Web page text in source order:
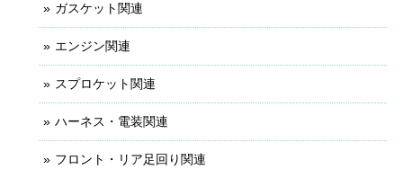
ガスケット関連
エンジン関連
スプロケット関連
ハーネス・電装関連
フロント・リア足回り関連